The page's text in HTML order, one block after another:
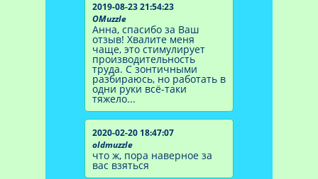
2019-08-23 21:54:23
OMuzzle
Анна, спасибо за Ваш
отзыв! Хвалите меня
чаще, это стимулирует
производительность
труда. С зонтичными
разбираюсь, но работать в
одни руки всё-таки
тяжело...
2020-02-20 18:47:07
oldmuzzle
что ж, пора наверное за
вас взяться